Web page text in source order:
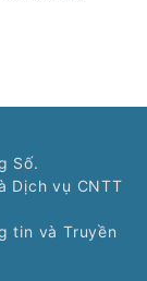
Số.
Dịch vụ CNTT
tin và Truyền